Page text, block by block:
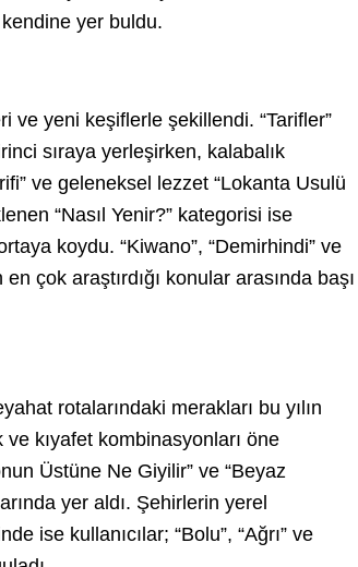
kendine yer buldu.
ve yeni keşiflerle şekillendi. “Tarifler”
sıraya yerleşirken, kalabalık
ve geleneksel lezzet “Lokanta Usulü
“Nasıl Yenir?” kategorisi ise
koydu. “Kiwano”, “Demirhindi” ve
çok araştırdığı konular arasında başı
rotalarındaki merakları bu yılın
kıyafet kombinasyonları öne
Üstüne Ne Giyilir” ve “Beyaz
yer aldı. Şehirlerin yerel
ise kullanıcılar; “Bolu”, “Ağrı” ve